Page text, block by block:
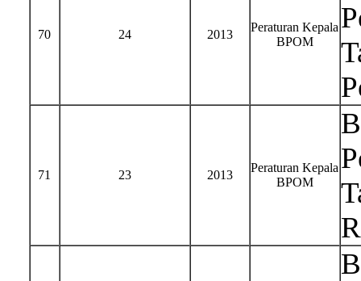
70 24 2013
Peraturan Kepala
BPOM
71 23 2013
Peraturan Kepala
BPOM